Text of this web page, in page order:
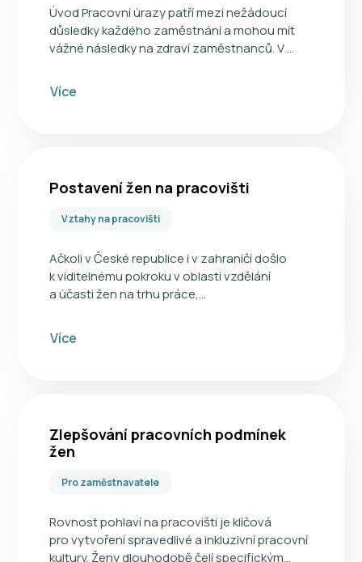
Úvod Pracovní úrazy patří mezi nežádoucí
důsledky každého zaměstnání a mohou mít
vážné následky na zdraví zaměstnanců. V …
Více
Postavení žen na pracovišti
Vztahy na pracovišti
Ačkoli v České republice i v zahraničí došlo
k viditelnému pokroku v oblasti vzdělání
a účasti žen na trhu práce,…
Více
Zlepšování pracovních podmínek
žen
Pro zaměstnavatele
Rovnost pohlaví na pracovišti je klíčová
pro vytvoření spravedlivé a inkluzivní pracovní
kultury. Ženy dlouhodobě čelí specifickým…